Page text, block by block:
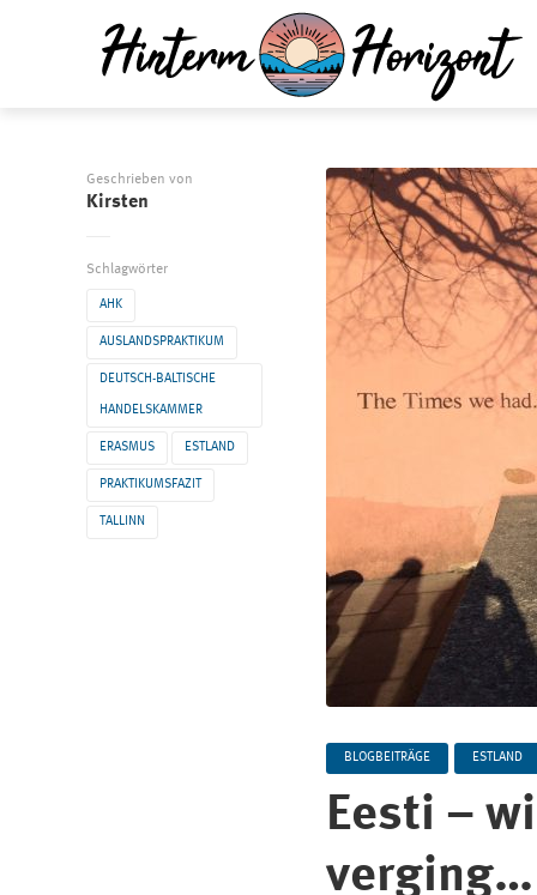
Geschrieben von
Kirsten
Schlagwörter
AHK
AUSLANDSPRAKTIKUM
DEUTSCH-BALTISCHE
HANDELSKAMMER
ERASMUS ESTLAND
PRAKTIKUMSFAZIT
TALLINN
BLOGBEITRÄGE ESTLAND
Eesti –
verging…